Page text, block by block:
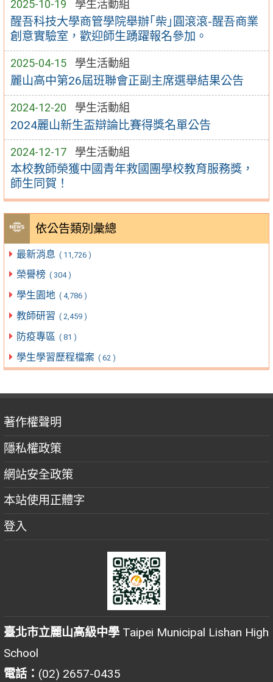
2025-10-19 學生活動組
醒吾科技大學商管學院舉辦｢柴｣圓滾滾-醒吾商業
創意實驗室，歡迎師生踴躍報名參加。
2025-04-15 學生活動組
麗山高中第26屆班聯會正副主席選舉結果公告
2024-12-20 學生活動組
2024麗山新生盃辯論比賽得獎名單公告
2024-12-17 學生活動組
本校教師榮獲中國青年救國團學校教育服務獎，
師生同賀！
依公告類別彙總
最新消息 ( 11,726 )
榮譽榜 ( 304 )
學生園地 ( 4,786 )
教師研習 ( 2,459 )
防疫專區 ( 81 )
學生學習歷程檔案 ( 62 )
著作權聲明
隱私權政策
網站安全政策
本站使用正體字
登入
臺北市立麗山高級中學 Taipei Municipal Lishan High
School
電話： (02) 2657-0435